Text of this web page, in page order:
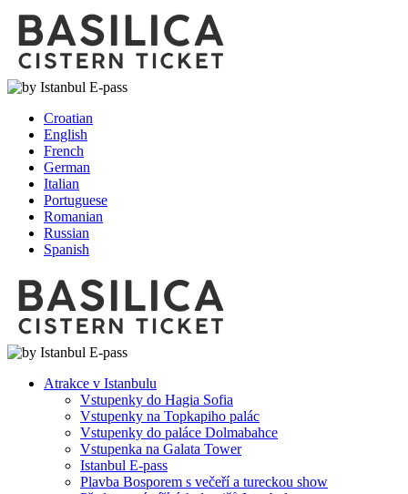
Croatian
English
French
German
Italian
Portuguese
Romanian
Russian
Spanish
Atrakce v Istanbulu
Vstupenky do Hagia Sofia
Vstupenky na Topkapiho palác
Vstupenky do paláce Dolmabahce
Vstupenka na Galata Tower
Istanbul E-pass
Plavba Bosporem s večeří a tureckou show